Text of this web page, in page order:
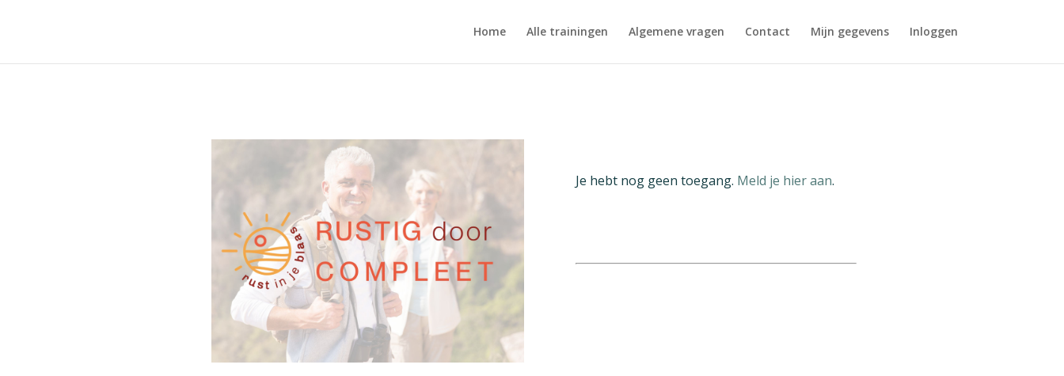
Home Alle trainingen Algemene vragen Contact Mijn gegevens Inloggen
Je hebt nog geen toegang. Meld je hier aan.